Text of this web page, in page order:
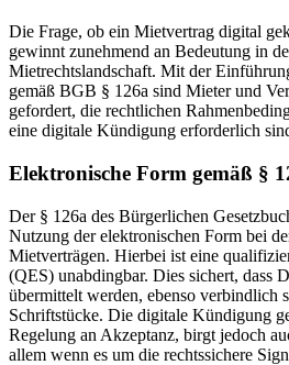
Die Frage, ob ein Mietvertrag digital
gewinnt zunehmend an Bedeutung in
Mietrechtslandschaft. Mit der
gemäß BGB § 126a sind Mieter und
gefordert, die rechtlichen
eine digitale Kündigung erforderlich
Elektronische Form gemäß §
Der § 126a des Bürgerlichen
Nutzung der elektronischen Form bei
Mietverträgen. Hierbei ist eine
(QES) unabdingbar. Dies sichert, dass
übermittelt werden, ebenso verbindlich
Schriftstücke. Die digitale Kündigung
Regelung an Akzeptanz, birgt jedoch
allem wenn es um die rechtssichere